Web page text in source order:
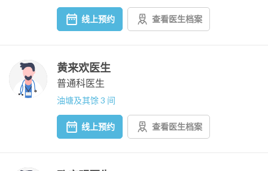
线上预约 查看医生档案
黄来欢医生
普通科医生
油塘及其馀 3 间
线上预约 查看医生档案